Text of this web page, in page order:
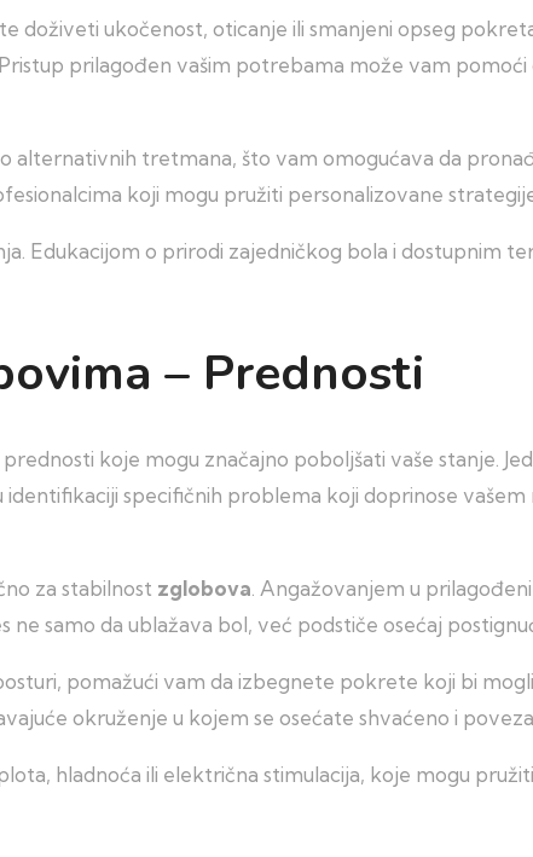
doživeti ukočenost, oticanje ili smanjeni opseg
prilagođen vašim potrebama može vam
alternativnih tretmana, što vam omogućava da
koji mogu pružiti personalizovane
Edukacijom o prirodi zajedničkog bola i dostupnim
– Prednosti
koje mogu značajno poboljšati vaše stanje.
specifičnih problema koji doprinose vašem
za stabilnost zglobova . Angažovanjem u
samo da ublažava bol, već podstiče osećaj
pomažući vam da izbegnete pokrete koji bi
okruženje u kojem se osećate shvaćeno i
hladnoća ili električna stimulacija, koje mogu